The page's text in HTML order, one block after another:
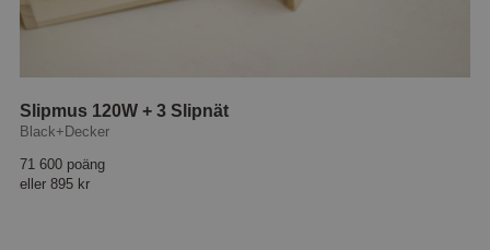
Slipmus 120W + 3 Slipnät
Black+Decker
71 600 poäng
eller 895 kr